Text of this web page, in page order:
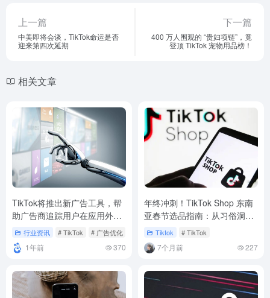
上一篇
中美即将会谈，TikTok命运是否
迎来第四次延期
下一篇
400 万人围观的 “贵妇项链”，竟
登顶 TikTok 宠物用品榜！
相关文章
TikTok将推出新广告工具，帮
助广告商追踪用户在应用外行
为 行业资讯 # TikTok # 广告优化
1年前 370
年终冲刺！TikTok Shop 东南
亚春节选品指南：从习俗洞察
到销量突围
Tiktok # TikTok
7个月前 227